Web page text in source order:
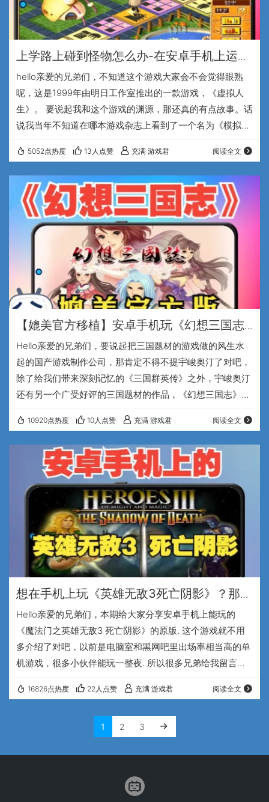
上学路上碰到怪物怎么办-在安卓手机上运行
《虚拟人生1》
hello亲爱的兄弟们，不知道这个游戏大家会不会觉得眼熟
呢，这是1999年由明日工作室推出的一款游戏，《虚拟人
生》。 要说起我和这个游戏的渊源，那还真的有点故事。话
说我当年不知道在哪本游戏杂志上看到了一个名为《模拟人
以在某个周末叫上死党就赶往电子市场去买《模拟人生》的
游戏光盘。在和蔼可亲的奸商老板的一顿忽悠之下，竟然稀
里糊涂的把名为《虚拟人生》的光盘收入囊中，我还安慰自
己说，仅仅一字只差，应该是翻译方法不同导致的吧。在我
们激动的把光盘插入当时8倍速的光驱开始安装的…
5052点热度 13人点赞 充满 游戏君 阅读全文
【媲美官方移植】安卓手机玩《幻想三国志
1》也太爽了吧~操控流畅还支持手柄
Hello亲爱的兄弟们，要说起把三国题材的游戏做的风生水
起的国产游戏制作公司，那肯定不得不提宇峻奥汀了对吧，
除了给我们带来深刻记忆的《三国群英传》之外，宇峻奥汀
还有另一个广受好评的三国题材的作品，《幻想三国志》。
是因为，我并没有深入的玩过这个系列的作品，只是草草的
玩过一次幻想三国志1代的开头，就和小伙伴们投入到网游
的怀抱中去了。幻想三国志1代上市的2003年正是网络游戏
开始蓬勃发展，攻城略地的时候，到现在还被很多手游厂商
拿出来不断鞭尸的《传奇》，也是在那时候红到…
10920点热度 10人点赞 充满 游戏君 阅读全文
想在手机上玩《英雄无敌3死亡阴影》？那可
太简单了~
Hello亲爱的兄弟们，本期给大家分享安卓手机上能玩的
《魔法门之英雄无敌3 死亡阴影》的原版. 这个游戏就不用
多介绍了对吧，以前是电脑室和黑网吧里出场率相当高的单
机游戏，很多小伙伴能玩一整夜. 所以很多兄弟给我留言让
单，Exagear模拟器对这个游戏的支持也很好，只需要用这
方面就更简单了，不需要开另外的键盘工具，直接用模拟器
16826点热度 22人点赞 充满 游戏君 阅读全文
1 2 3